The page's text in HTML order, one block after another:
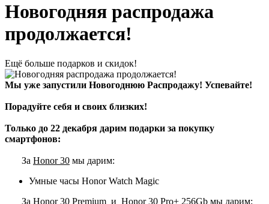
Новогодняя распродажа
продолжается!
Ещё больше подарков и скидок!
Мы уже запустили Новогоднюю Распродажу! Успевайте!
Порадуйте себя и своих близких!
Только до 22 декабря дарим подарки за покупку
смартфонов:
За Honor 30 мы дарим:
Умные часы Honor Watch Magic
За Honor 30 Premium и Honor 30 Pro+ 256Gb мы дарим: